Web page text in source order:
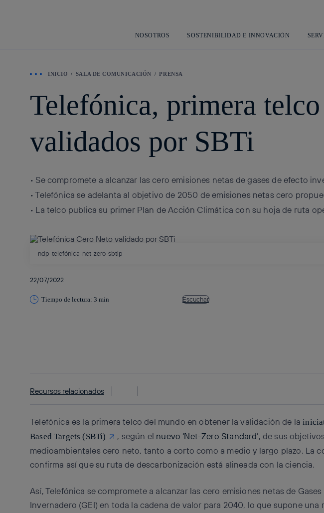
principal
NOSOTROS SOSTENIBILIDAD E INNOVACIÓN
INICIO SALA DE COMUNICACIÓN PRENSA
Telefónica, primera
validados por SBTi
• Se compromete a alcanzar las cero emisiones netas de gases de efecto
• Telefónica se adelanta al objetivo de 2050 de emisiones netas cero
• La telco publica su primer Plan de Acción Climática con su hoja de ruta
ndp-telefónica-net-zero-sbtip
22/07/2022
Tiempo de lectura: 3 min Escuchar
Recursos relacionados
Telefónica es la primera telco del mundo en obtener la validación de la
Based Targets (SBTi)
, según el nuevo ‘Net-Zero Standard’, de sus objetivos
medioambientales cero neto, tanto a corto como a medio y largo plazo. La
confirma así que su ruta de descarbonización está alineada con la ciencia.
Así, Telefónica se compromete a alcanzar las cero emisiones netas de
Invernadero (GEI) en toda la cadena de valor para 2040, lo que supone una